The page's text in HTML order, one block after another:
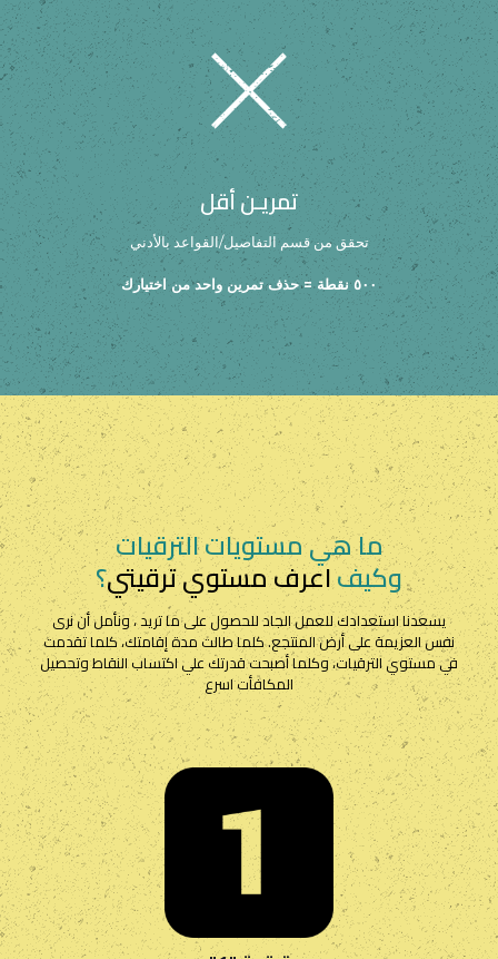
تمريـن أقل
تحقق من قسم التفاصيل/القواعد بالأدني
٥٠٠ نقطة = حذف تمرين واحد من اختيارك
ما هي مستويات الترقيات
وكيفاعرف مستوي ترقيتي؟
يسعدنا استعدادك للعمل الجاد للحصول على ما تريد ، ونأمل أن نرى
نفس العزيمة على أرض المنتجع. كلما طالت مدة إقامتك، كلما تقدمت
في مستوي الترقيات، وكلما أصبحت قدرتك علي اكتساب النقاط وتحصيل
المكافأت اسرع